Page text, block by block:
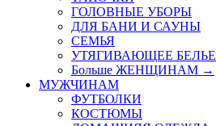
ГОЛОВНЫЕ УБОРЫ
ДЛЯ БАНИ И САУНЫ
СЕМЬЯ
УТЯГИВАЮЩЕЕ БЕЛЬЕ
Больше ЖЕНЩИНАМ →
МУЖЧИНАМ
ФУТБОЛКИ
КОСТЮМЫ